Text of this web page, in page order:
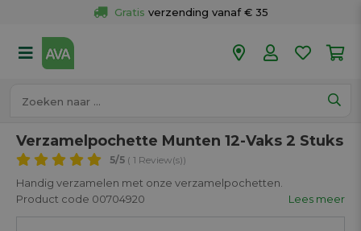
Gratis verzending vanaf € 35
50 winkels
Verzamelpochette Munten 12-Vaks 2 Stuks
5/5 ( 1 Review(s))
Handig verzamelen met onze verzamelpochetten.
Product code 00704920
Lees meer